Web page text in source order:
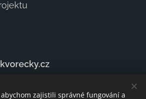
abychom zajistili správné fungování a